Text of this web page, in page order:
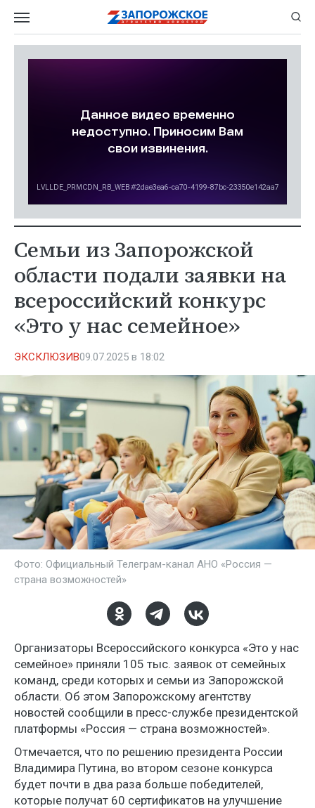
Семьи из Запорожской
области подали заявки на
всероссийский конкурс
«Это у нас семейное»
ЭКСКЛЮЗИВ09.07.2025 в 18:02
Фото: Официальный Телеграм-канал АНО «Россия —
страна возможностей»
Организаторы Всероссийского конкурса «Это у нас
семейное» приняли 105 тыс. заявок от семейных
команд, среди которых и семьи из Запорожской
области. Об этом Запорожскому агентству
новостей сообщили в пресс-службе президентской
платформы «Россия — страна возможностей».
Отмечается, что по решению президента России
Владимира Путина, во втором сезоне конкурса
будет почти в два раза больше победителей,
которые получат 60 сертификатов на улучшение